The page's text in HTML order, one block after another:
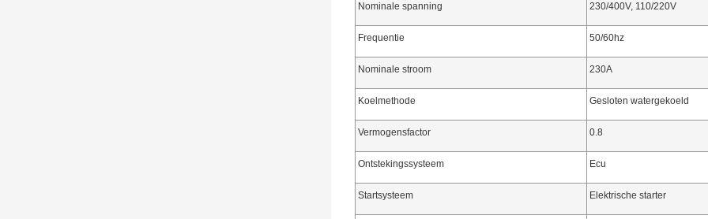
Nominale spanning 230/400V, 110/220V
Frequentie 50/60hz
Nominale stroom 230A
Koelmethode Gesloten watergekoeld
Vermogensfactor 0.8
Ontstekingssysteem Ecu
Startsysteem Elektrische starter